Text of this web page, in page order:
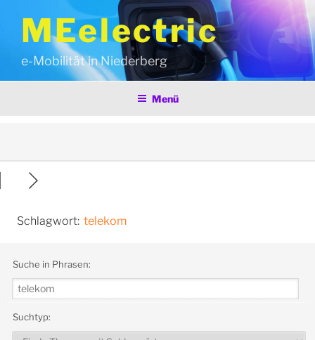
springenMEelectric
e-Mobilität in Niederberg
Menü
Schlagwort: telekom
Suche in Phrasen:
Suchtyp: